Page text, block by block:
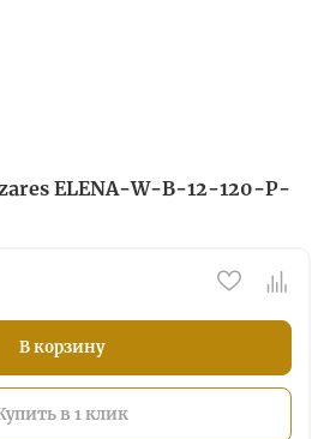
ELENA-W-B-12-120-P-
В корзину
в 1 клик